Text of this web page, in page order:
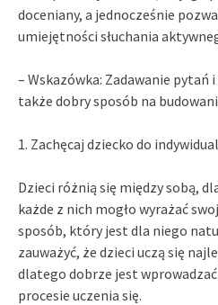
doceniany, a jednocześnie
umiejętności słuchania
– Wskazówka: Zadawanie pytań
także dobry sposób na
1. Zachęcaj dziecko do
Dzieci różnią się między sobą,
każde z nich mogło wyrażać
sposób, który jest dla niego
zauważyć, że dzieci uczą się
dlatego dobrze jest
procesie uczenia się.